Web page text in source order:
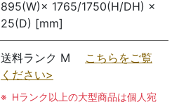
895(W)× 1765/1750(H/DH) ×
25(D) [mm]
送料ランク M こちらをご覧
ください>
Hランク以上の大型商品は個人宛